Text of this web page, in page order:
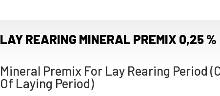
LAY REARING MINERAL PREMIX 0,25 %
Mineral Premix For Lay Rearing Period
Of Laying Period)